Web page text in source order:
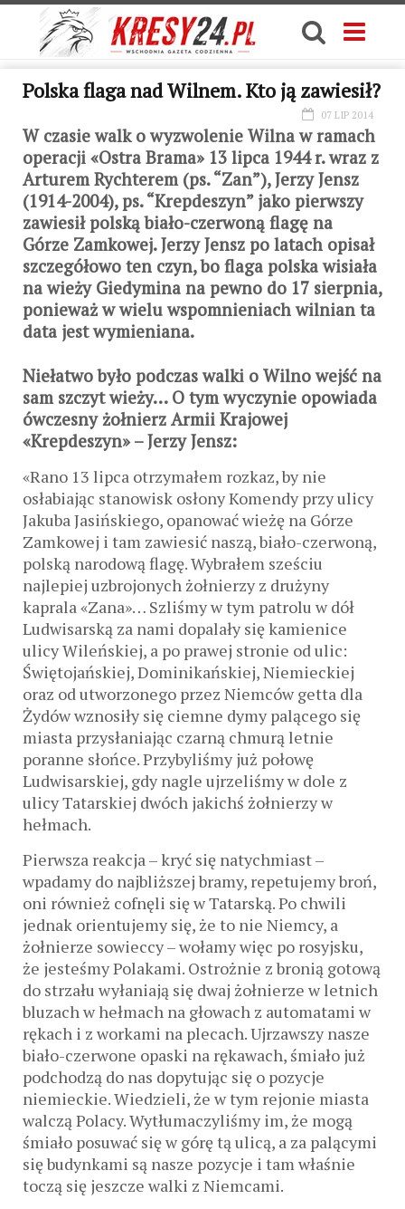
Polska flaga nad Wilnem. Kto ją zawiesił?
07 LIP 2014
W czasie walk o wyzwolenie Wilna w ramach
operacji «Ostra Brama» 13 lipca 1944 r. wraz z
Arturem Rychterem (ps. “Zan”), Jerzy Jensz
(1914-2004), ps. “Krepdeszyn” jako pierwszy
zawiesił polską biało-czerwoną flagę na
Górze Zamkowej. Jerzy Jensz po latach opisał
szczegółowo ten czyn, bo flaga polska wisiała
na wieży Giedymina na pewno do 17 sierpnia,
ponieważ w wielu wspomnieniach wilnian ta
data jest wymieniana.
Niełatwo było podczas walki o Wilno wejść na
sam szczyt wieży… O tym wyczynie opowiada
ówczesny żołnierz Armii Krajowej
«Krepdeszyn» – Jerzy Jensz:
«Rano 13 lipca otrzymałem rozkaz, by nie
osłabiając stanowisk osłony Komendy przy ulicy
Jakuba Jasińskiego, opanować wieżę na Górze
Zamkowej i tam zawiesić naszą, biało-czerwoną,
polską narodową flagę. Wybrałem sześciu
najlepiej uzbrojonych żołnierzy z drużyny
kaprala «Zana»… Szliśmy w tym patrolu w dół
Ludwisarską za nami dopalały się kamienice
ulicy Wileńskiej, a po prawej stronie od ulic:
Świętojańskiej, Dominikańskiej, Niemieckiej
oraz od utworzonego przez Niemców getta dla
Żydów wznosiły się ciemne dymy palącego się
miasta przysłaniając czarną chmurą letnie
poranne słońce. Przybyliśmy już połowę
Ludwisarskiej, gdy nagle ujrzeliśmy w dole z
ulicy Tatarskiej dwóch jakichś żołnierzy w
hełmach.
Pierwsza reakcja – kryć się natychmiast –
wpadamy do najbliższej bramy, repetujemy broń,
oni również cofnęli się w Tatarską. Po chwili
jednak orientujemy się, że to nie Niemcy, a
żołnierze sowieccy – wołamy więc po rosyjsku,
że jesteśmy Polakami. Ostrożnie z bronią gotową
do strzału wyłaniają się dwaj żołnierze w letnich
bluzach w hełmach na głowach z automatami w
rękach i z workami na plecach. Ujrzawszy nasze
biało-czerwone opaski na rękawach, śmiało już
podchodzą do nas dopytując się o pozycje
niemieckie. Wiedzieli, że w tym rejonie miasta
walczą Polacy. Wytłumaczyliśmy im, że mogą
śmiało posuwać się w górę tą ulicą, a za palącymi
się budynkami są nasze pozycje i tam właśnie
toczą się jeszcze walki z Niemcami.